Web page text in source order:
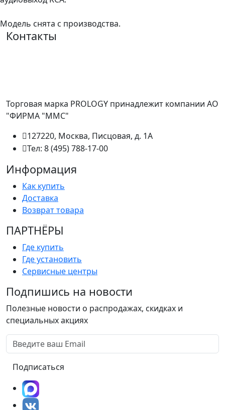
Модель снята с производства.
Контакты
Торговая марка PROLOGY принадлежит компании АО
"ФИРМА "ММС"
127220, Москва, Писцовая, д. 1А
Тел: 8 (495) 788-17-00
Информация
Как купить
Доставка
Возврат товара
ПАРТНËРЫ
Где купить
Где установить
Сервисные центры
Подпишись на новости
Полезные новости о распродажах, скидках и
специальных акциях
Подписаться